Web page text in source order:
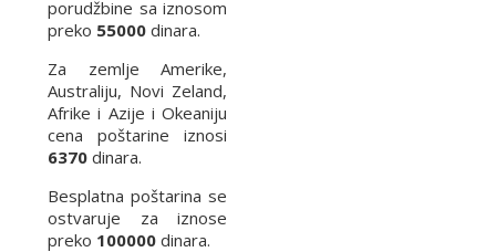
porudžbine sa iznosom
preko 55000 dinara.
Za zemlje Amerike,
Australiju, Novi Zeland,
Afrike i Azije i Okeaniju
cena poštarine iznosi
6370 dinara.
Besplatna poštarina se
ostvaruje za iznose
preko 100000 dinara.